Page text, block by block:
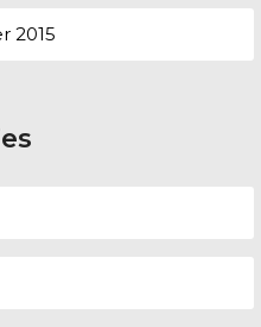
2015